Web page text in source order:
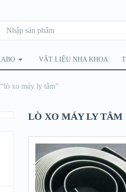
VẬT LIỆU NHA KHOA
xo máy ly tâm”
LÒ XO MÁY LY TÂM